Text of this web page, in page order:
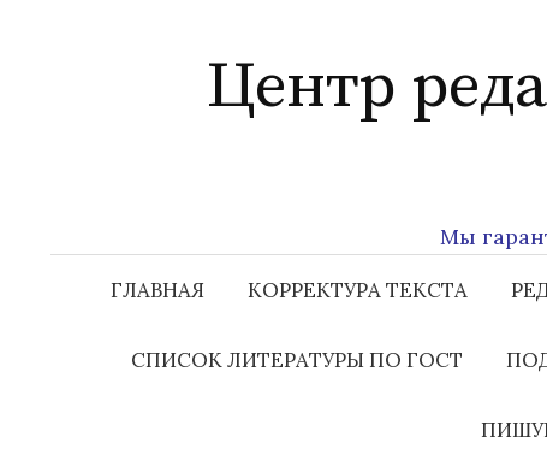
Центр
Мы
ГЛАВНАЯ КОРРЕКТУРА ТЕКСТА
СПИСОК ЛИТЕРАТУРЫ ПО ГОСТ